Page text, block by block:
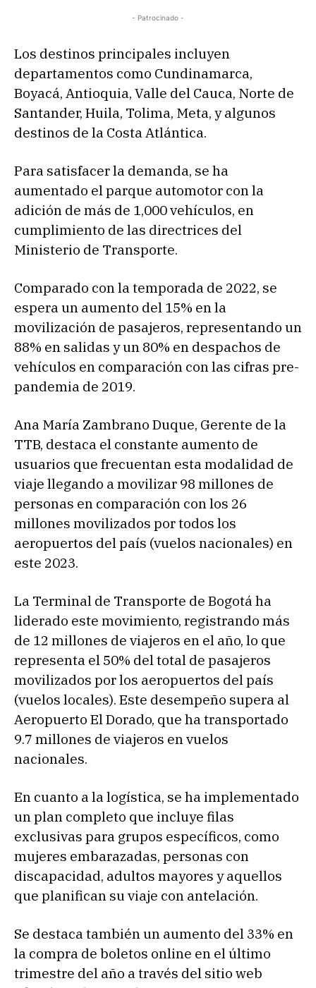
- Patrocinado -
Los destinos principales incluyen
departamentos como Cundinamarca,
Boyacá, Antioquia, Valle del Cauca, Norte de
Santander, Huila, Tolima, Meta, y algunos
destinos de la Costa Atlántica.
Para satisfacer la demanda, se ha
aumentado el parque automotor con la
adición de más de 1,000 vehículos, en
cumplimiento de las directrices del
Ministerio de Transporte.
Comparado con la temporada de 2022, se
espera un aumento del 15% en la
movilización de pasajeros, representando un
88% en salidas y un 80% en despachos de
vehículos en comparación con las cifras pre-
pandemia de 2019.
Ana María Zambrano Duque, Gerente de la
TTB, destaca el constante aumento de
usuarios que frecuentan esta modalidad de
viaje llegando a movilizar 98 millones de
personas en comparación con los 26
millones movilizados por todos los
aeropuertos del país (vuelos nacionales) en
este 2023.
La Terminal de Transporte de Bogotá ha
liderado este movimiento, registrando más
de 12 millones de viajeros en el año, lo que
representa el 50% del total de pasajeros
movilizados por los aeropuertos del país
(vuelos locales). Este desempeño supera al
Aeropuerto El Dorado, que ha transportado
9.7 millones de viajeros en vuelos
nacionales.
En cuanto a la logística, se ha implementado
un plan completo que incluye filas
exclusivas para grupos específicos, como
mujeres embarazadas, personas con
discapacidad, adultos mayores y aquellos
que planifican su viaje con antelación.
Se destaca también un aumento del 33% en
la compra de boletos online en el último
trimestre del año a través del sitio web